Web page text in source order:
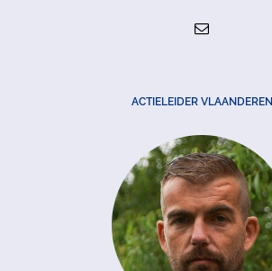
ACTIELEIDER VLAANDEREN